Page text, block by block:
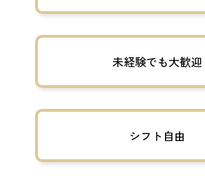
未経験でも大歓迎
シフト自由